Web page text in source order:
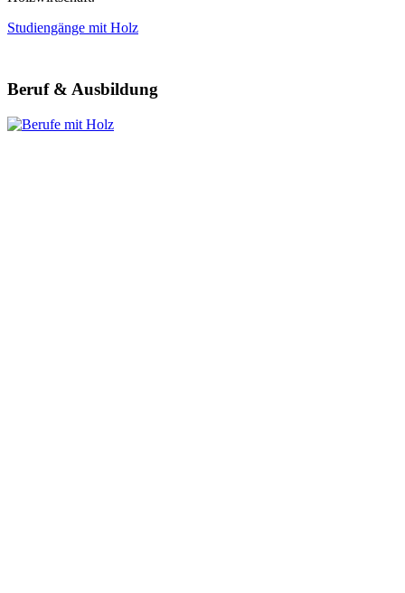
Studiengänge mit Holz
Beruf & Ausbildung